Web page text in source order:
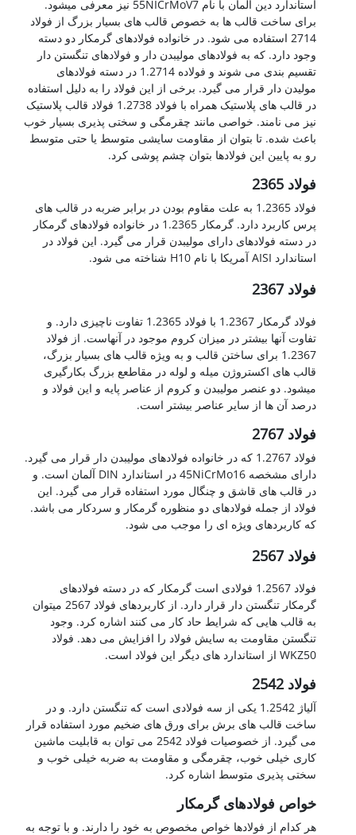
استاندارد دین آلمان با نام 55NICrMoV7 نیز معرفی میشود.
برای ساخت قالب ها به خصوص قالب های بسیار بزرگ از فولاد
2714 استفاده می شود. در خانواده فولادهای گرمکار دو دسته
وجود دارد. که به فولادهای مولیبدن دار و فولادهای تنگستن دار
تقسیم بندی می شوند و فولاده 1.2714 در دسته فولادهای
مولیدن دار قرار می گیرد. برخی از این فولاد را به دلیل استفاده
در قالب های پلاستیک همراه با فولاد 1.2738 فولاد قالب پلاستیک
نیز می نامند. خواصی مانند چقرمگی و سختی پذیری بسیار خوب
باعث شده. تا بتوان از مقاومت سایشی متوسط یا حتی متوسط
رو به پایین این فولادها بتوان چشم پوشی کرد.
فولاد 2365
فولاد 1.2365 به علت مقاوم بودن در برابر ضربه در قالب های
پرس کاربرد دارد. گرمکار 1.2365 در خانواده فولادهای گرمکار
در دسته فولادهای دارای مولیبدن قرار می گیرد. این فولاد در
استاندارد AISI آمریکا با نام H10 شناخته می شود.
فولاد 2367
فولاد گرمکار 1.2367 با فولاد 1.2365 تفاوت ناچیزی دارد. و
تفاوت آنها بیشتر در میزان کروم موجود در آنهاست. از فولاد
1.2367 برای ساختن قالب و به ویژه قالب های بسیار بزرگ،
قالب های اکستروژن میله و لوله در مقاطعع بزرگ بکارگیری
میشود. دو عنصر مولیبدن و کروم از عناصر پایه و این فولاد و
درصد آن ها از سایر عناصر بیشتر است.
فولاد 2767
فولاد 1.2767 که در خانواده فولادهای مولیبدن دار قرار می گیرد.
دارای مشخصه 45NiCrMo16 در استاندارد DIN آلمان است. و
در قالب های قاشق و چنگال مورد استفاده قرار می گیرد. این
فولاد از جمله فولادهای دو منظوره گرمکار و سردکار می باشد.
که کاربردهای ویژه ای را موجب می شود.
فولاد 2567
فولاد 1.2567 فولادی است گرمکار که در دسته فولادهای
گرمکار تنگستن دار قرار دارد. از کاربردهای فولاد 2567 میتوان
به قالب هایی که شرایط حاد کار می کنند اشاره کرد. وجود
تنگستن مقاومت به سایش فولاد را افزایش می دهد. فولاد
WKZ50 از استاندارد های دیگر این فولاد است.
فولاد 2542
آلیاژ 1.2542 یکی از سه فولادی است که تنگستن دارد. و در
ساخت قالب های برش برای ورق های ضخیم مورد استفاده قرار
می گیرد. از خصوصیات فولاد 2542 می توان به قابلیت ماشین
کاری خیلی خوب، چقرمگی و مقاومت به ضربه خیلی خوب و
سختی پذیری متوسط اشاره کرد.
خواص فولادهای گرمکار
هر کدام از فولادها خواص مخصوص به خود را دارند. و با توجه به